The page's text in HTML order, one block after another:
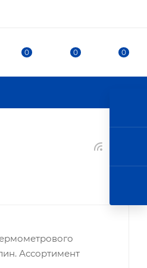
0 0 0
Ассортимент